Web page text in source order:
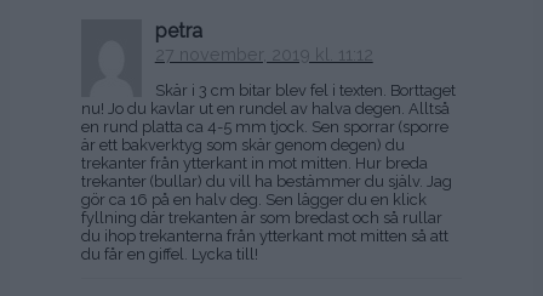
petra
27 november, 2019 kl. 11:12
Skär i 3 cm bitar blev fel i texten. Borttaget
nu! Jo du kavlar ut en rundel av halva degen. Alltså
en rund platta ca 4-5 mm tjock. Sen sporrar (sporre
är ett bakverktyg som skär genom degen) du
trekanter från ytterkant in mot mitten. Hur breda
trekanter (bullar) du vill ha bestämmer du själv. Jag
gör ca 16 på en halv deg. Sen lägger du en klick
fyllning där trekanten är som bredast och så rullar
du ihop trekanterna från ytterkant mot mitten så att
du får en giffel. Lycka till!